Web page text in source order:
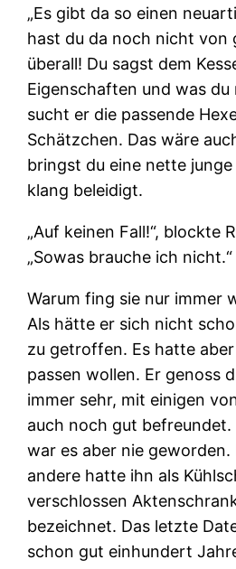
„Es gibt da so einen
hast du da noch nicht von
überall! Du sagst dem
Eigenschaften und was du
sucht er die passende
Schätzchen. Das wäre
bringst du eine nette junge
klang beleidigt.
„Auf keinen Fall!“, blockte
„Sowas brauche ich nicht.“
Warum fing sie nur immer
Als hätte er sich nicht
zu getroffen. Es hatte
passen wollen. Er genoss
immer sehr, mit einigen
auch noch gut befreundet.
war es aber nie geworden.
andere hatte ihn als
verschlossen
bezeichnet. Das letzte
schon gut einhundert